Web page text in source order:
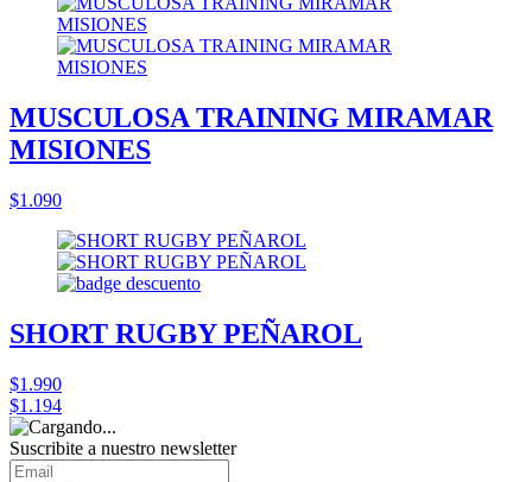
MUSCULOSA TRAINING MIRAMAR
MISIONES
$1.090
SHORT RUGBY PEÑAROL
$1.990
$1.194
Suscribite a nuestro newsletter